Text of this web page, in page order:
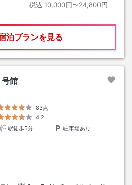
税込 10,000円〜24,800円
泊プランを見る
館
83点
4.2
駅徒歩5分
駐車場あり